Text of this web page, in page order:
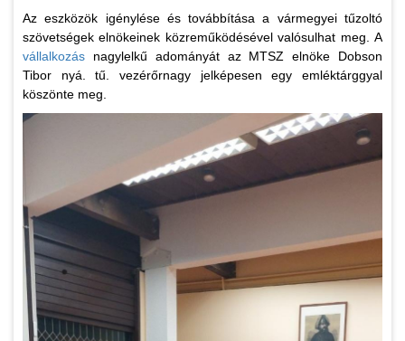
Az eszközök igénylése és továbbítása a vármegyei tűzoltó
szövetségek elnökeinek közreműködésével valósulhat meg. A
vállalkozás nagylelkű adományát az MTSZ elnöke Dobson
Tibor nyá. tű. vezérőrnagy jelképesen egy emléktárggyal
köszönte meg.